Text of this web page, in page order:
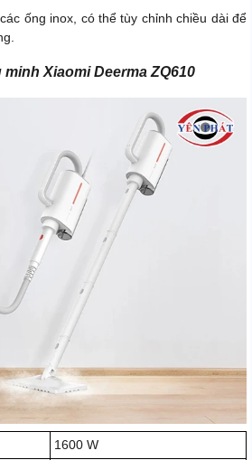
ống inox, có thể tùy chỉnh chiều dài để
Xiaomi Deerma ZQ610
1600 W